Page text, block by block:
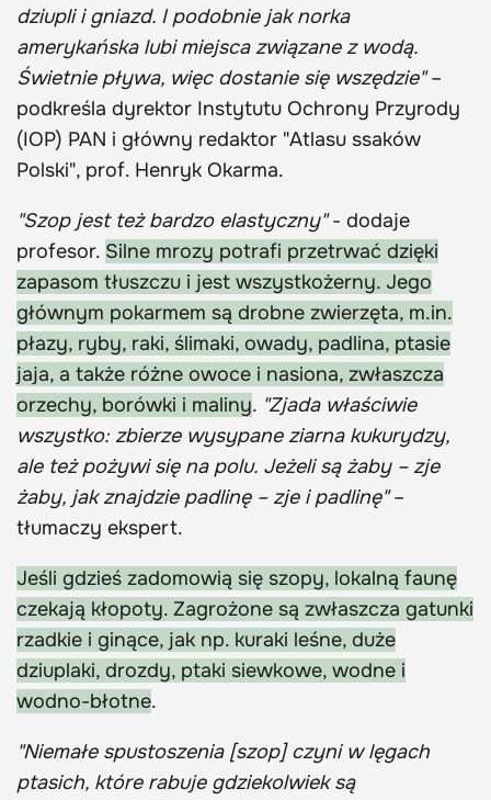
dziupli i gniazd. I podobnie jak norka
amerykańska lubi miejsca związane z wodą.
Świetnie pływa, więc dostanie się wszędzie"–
podkreśla dyrektor Instytutu Ochrony Przyrody
(IOP) PAN i główny redaktor "Atlasu ssaków
Polski", prof. Henryk Okarma.
"Szop jest też bardzo elastyczny"- dodaje
profesor. Silne mrozy potrafi przetrwać dzięki
zapasom tłuszczu i jest wszystkożerny. Jego
głównym pokarmem są drobne zwierzęta, m.in.
płazy, ryby, raki, ślimaki, owady, padlina, ptasie
jaja, a także różne owoce i nasiona, zwłaszcza
orzechy, borówki i maliny. "Zjada właściwie
wszystko: zbierze wysypane ziarna kukurydzy,
ale też pożywi się na polu. Jeżeli są żaby – zje
żaby, jak znajdzie padlinę – zje i padlinę"–
tłumaczy ekspert.
Jeśli gdzieś zadomowią się szopy, lokalną faunę
czekają kłopoty. Zagrożone są zwłaszcza gatunki
rzadkie i ginące, jak np. kuraki leśne, duże
dziuplaki, drozdy, ptaki siewkowe, wodne i
wodno-błotne.
"Niemałe spustoszenia [szop] czyni w lęgach
ptasich, które rabuje gdziekolwiek są